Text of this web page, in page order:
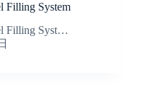
Filling System
Filling Syst…